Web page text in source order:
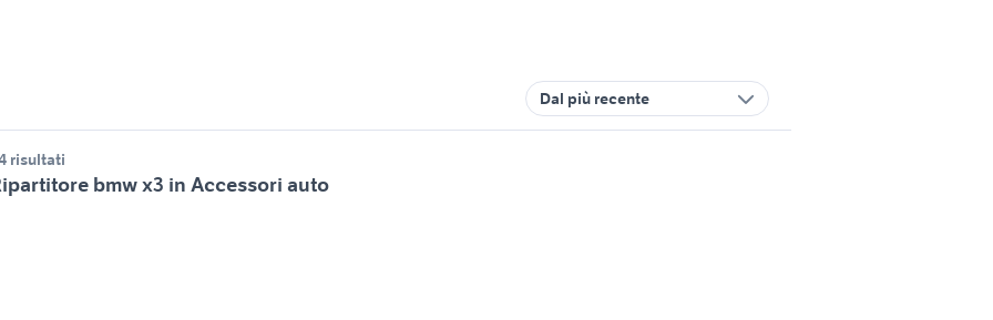
Dal più recente
risultati
bmw x3 in Accessori auto